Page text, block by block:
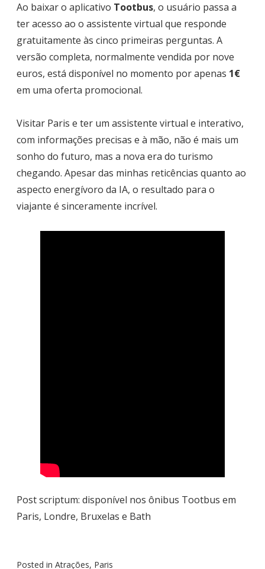
Ao baixar o aplicativo Tootbus, o usuário passa a
ter acesso ao o assistente virtual que responde
gratuitamente às cinco primeiras perguntas. A
versão completa, normalmente vendida por nove
euros, está disponível no momento por apenas 1€
em uma oferta promocional.
Visitar Paris e ter um assistente virtual e interativo,
com informações precisas e à mão, não é mais um
sonho do futuro, mas a nova era do turismo
chegando. Apesar das minhas reticências quanto ao
aspecto energívoro da IA, o resultado para o
viajante é sinceramente incrível.
Post scriptum: disponível nos ônibus Tootbus em
Paris, Londre, Bruxelas e Bath
Posted in Atrações, Paris